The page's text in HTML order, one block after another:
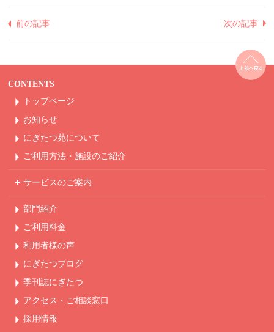
前の記事 次の記事
CONTENTS
トップページ
お知らせ
にぎたつ苑について
ご利用方法・ 施設のご紹介
サービスのご案内
部門紹介
ご利用料金
利用者様の声
にぎたつブログ
季刊誌にぎたつ
アクセス・ご相談窓口
採用情報